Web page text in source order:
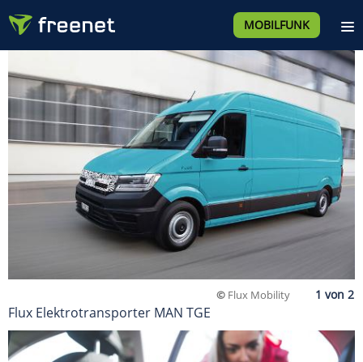
MOBILFUNK
© Flux Mobility
Flux Elektrotransporter MAN TGE